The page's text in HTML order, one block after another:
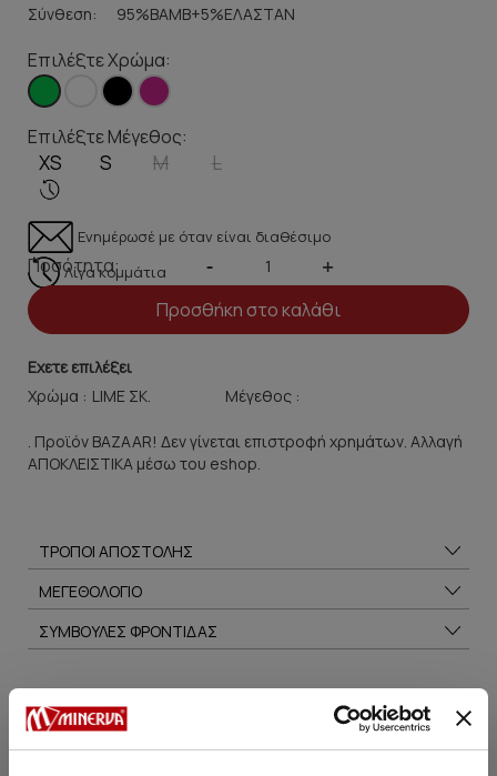
Σύνθεση:
95%ΒΑΜΒ+5%ΕΛΑΣΤΑΝ
Επιλέξτε Χρώμα:
Επιλέξτε Μέγεθος:
XS S M L
Ενημέρωσέ με όταν είναι διαθέσιμο
Λίγα κομμάτια
Ποσότητα: - +
Προσθήκη στο καλάθι
Εχετε επιλέξει
Χρώμα :
Μέγεθος :
. Προϊόν BAZAAR! Δεν γίνεται επιστροφή χρημάτων. Αλλαγή
ΑΠΟΚΛΕΙΣΤΙΚΑ μέσω του eshop.
ΤΡΟΠΟΙ ΑΠΟΣΤΟΛΗΣ
ΜΕΓΕΘΟΛΟΓΙΟ
ΣΥΜΒΟΥΛΕΣ ΦΡΟΝΤΙΔΑΣ
Μπορεί να σου αρέσει επίσης